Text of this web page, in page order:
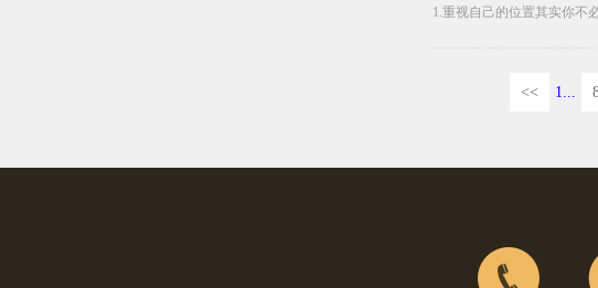
1.重视自己的位置其实你不
<< 1...